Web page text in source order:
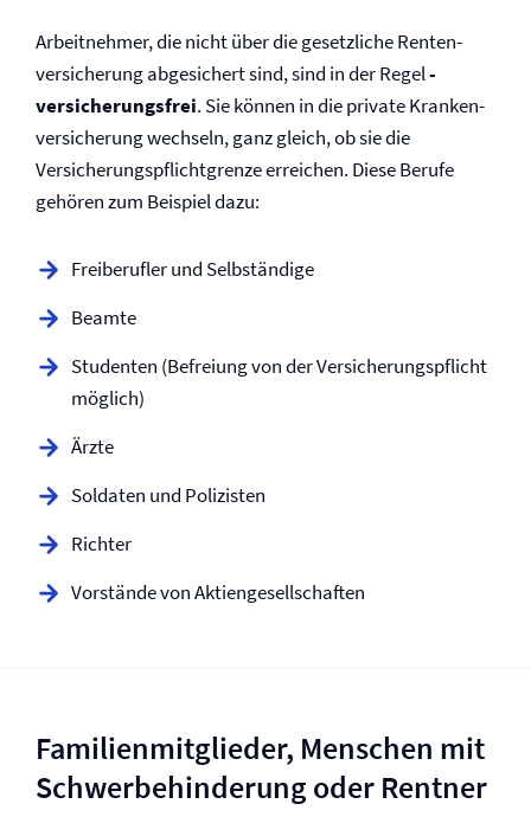
Arbeitnehmer, die nicht über die gesetzliche Renten­
versicherung abgesichert sind, sind in der Regel­
versicherungsfrei. Sie können in die private Kranken­
versicherung wechseln, ganz gleich, ob sie die
Versicherungspflicht­grenze erreichen. Diese Berufe
gehören zum Beispiel dazu:
Freiberufler und Selbständige
Beamte
Studenten (Befreiung von der Versicherungspflicht
möglich)
Ärzte
Soldaten und Polizisten
Richter
Vorstände von Aktiengesellschaften
Familienmitglieder, Menschen mit
Schwerbehinderung oder Rentner